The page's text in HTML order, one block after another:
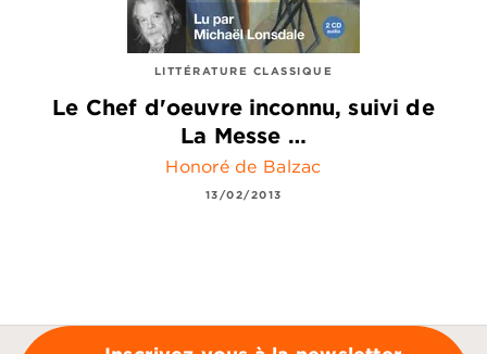
LITTÉRATURE CLASSIQUE
Le Chef d'oeuvre inconnu, suivi de
La Messe …
Honoré de Balzac
13/02/2013